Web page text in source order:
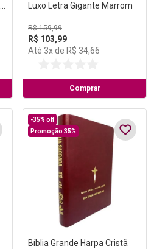
Luxo Letra Gigante Marrom
R$ 159,99
R$ 103,99
Até 3x de R$ 34,66
Comprar
-35% off
Promoção 35%
Bíblia Grande Harpa Cristã